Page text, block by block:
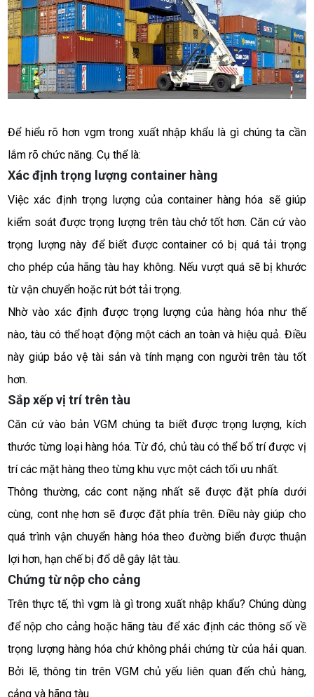
Để hiểu rõ hơn vgm trong xuất nhập khẩu là gì chúng ta cần
lắm rõ chức năng. Cụ thể là:
Xác định trọng lượng container hàng
Việc xác định trọng lượng của container hàng hóa sẽ giúp
kiểm soát được trọng lượng trên tàu chở tốt hơn. Căn cứ vào
trọng lượng này để biết được container có bị quá tải trọng
cho phép của hãng tàu hay không. Nếu vượt quá sẽ bị khước
từ vận chuyển hoặc rút bớt tải trọng.
Nhờ vào xác định được trọng lượng của hàng hóa như thế
nào, tàu có thể hoạt động một cách an toàn và hiệu quả. Điều
này giúp bảo vệ tài sản và tính mạng con người trên tàu tốt
hơn.
Sắp xếp vị trí trên tàu
Căn cứ vào bản VGM chúng ta biết được trọng lượng, kích
thước từng loại hàng hóa. Từ đó, chủ tàu có thể bố trí được vị
trí các mặt hàng theo từng khu vực một cách tối ưu nhất.
Thông thường, các cont nặng nhất sẽ được đặt phía dưới
cùng, cont nhẹ hơn sẽ được đặt phía trên. Điều này giúp cho
quá trình vận chuyển hàng hóa theo đường biển được thuận
lợi hơn, hạn chế bị đổ dễ gây lật tàu.
Chứng từ nộp cho cảng
Trên thực tế, thì vgm là gì trong xuất nhập khẩu? Chúng dùng
để nộp cho cảng hoặc hãng tàu để xác định các thông số về
trọng lượng hàng hóa chứ không phải chứng từ của hải quan.
Bởi lẽ, thông tin trên VGM chủ yếu liên quan đến chủ hàng,
cảng và hãng tàu.